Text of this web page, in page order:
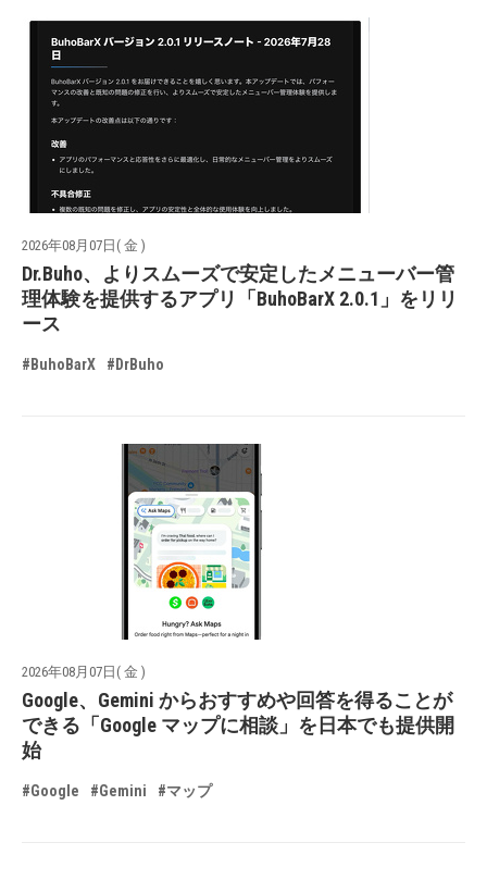
2026年08月07日( 金 )
Dr.Buho、よりスムーズで安定したメニューバー管
理体験を提供するアプリ「BuhoBarX 2.0.1」をリリ
ース
#BuhoBarX #DrBuho
2026年08月07日( 金 )
Google、Gemini からおすすめや回答を得ることが
できる「Google マップに相談」を日本でも提供開
始
#Google #Gemini #マップ